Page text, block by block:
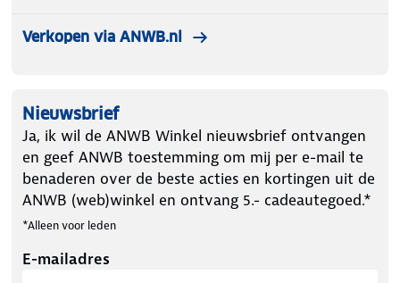
Verkopen via ANWB.nl
Nieuwsbrief
Ja, ik wil de ANWB Winkel nieuwsbrief ontvangen
en geef ANWB toestemming om mij per e-mail te
benaderen over de beste acties en kortingen uit de
ANWB (web)winkel en ontvang 5.- cadeautegoed.*
*Alleen voor leden
E-mailadres